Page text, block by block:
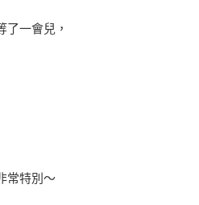
一會兒，
常特別～